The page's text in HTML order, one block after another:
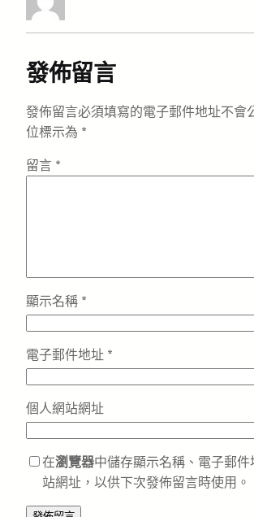
發佈留言
發佈留言必須填寫的電子郵件地址不會
位標示為 *
留言 *
顯示名稱 *
電子郵件地址 *
個人網站網址
在瀏覽器中儲存顯示名稱、電子郵件
站網址，以供下次發佈留言時使用。